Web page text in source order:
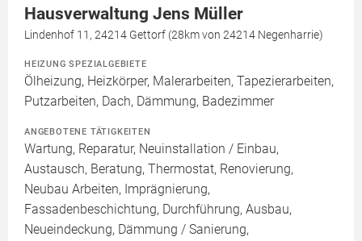
Hausverwaltung Jens Müller
Lindenhof 11, 24214 Gettorf (28km von 24214 Negenharrie)
HEIZUNG SPEZIALGEBIETE
Ölheizung, Heizkörper, Malerarbeiten, Tapezierarbeiten,
Putzarbeiten, Dach, Dämmung, Badezimmer
ANGEBOTENE TÄTIGKEITEN
Wartung, Reparatur, Neuinstallation / Einbau,
Austausch, Beratung, Thermostat, Renovierung,
Neubau Arbeiten, Imprägnierung,
Fassadenbeschichtung, Durchführung, Ausbau,
Neueindeckung, Dämmung / Sanierung,